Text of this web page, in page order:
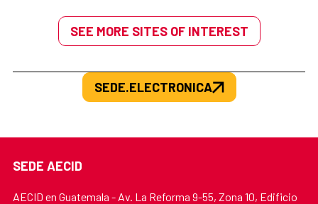
SEE MORE SITES OF INTEREST
SEDE.ELECTRONICA
SEDE AECID
AECID en Guatemala - Av. La Reforma 9-55, Zona 10, Edificio